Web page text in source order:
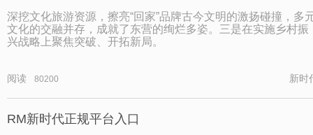
深挖文化旅游资源，擦亮“回家”品牌古今文明的激扬碰撞，多
文化的交融并存，成就了东营的绚烂多姿。三是在实施乡村振
兴战略上聚焦突破、开拓新局。
阅读 80200 新时
RM新时代正规平台入口